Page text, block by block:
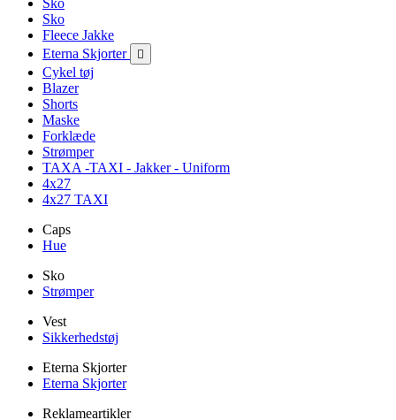
Sko
Sko
Fleece Jakke
Eterna Skjorter

Cykel tøj
Blazer
Shorts
Maske
Forklæde
Strømper
TAXA -TAXI - Jakker - Uniform
4x27
4x27 TAXI
Caps
Hue
Sko
Strømper
Vest
Sikkerhedstøj
Eterna Skjorter
Eterna Skjorter
Reklameartikler